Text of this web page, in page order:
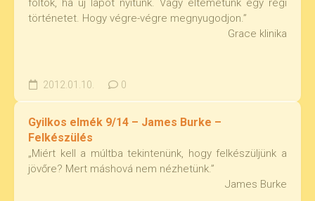
foltok, ha új lapot nyitunk. Vagy eltemetünk egy régi
történetet. Hogy végre-végre megnyugodjon.”
Grace klinika
2012.01.10. 0
Gyilkos elmék 9/14 – James Burke –
Felkészülés
„Miért kell a múltba tekintenünk, hogy felkészüljünk a
jövőre? Mert máshová nem nézhetünk.”
James Burke